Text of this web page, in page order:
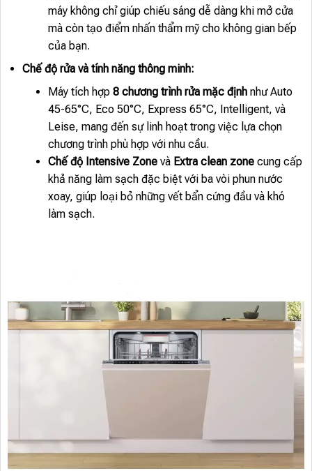
máy không chỉ giúp chiếu sáng dễ dàng khi mở cửa
mà còn tạo điểm nhấn thẩm mỹ cho không gian bếp
của bạn.
Chế độ rửa và tính năng thông minh:
Máy tích hợp 8 chương trình rửa mặc địnhnhư Auto
45-65°C, Eco 50°C, Express 65°C, Intelligent, và
Leise, mang đến sự linh hoạt trong việc lựa chọn
chương trình phù hợp với nhu cầu.
Chế độ Intensive Zonevà Extra clean zonecung cấp
khả năng làm sạch đặc biệt với ba vòi phun nước
xoay, giúp loại bỏ những vết bẩn cứng đầu và khó
làm sạch.